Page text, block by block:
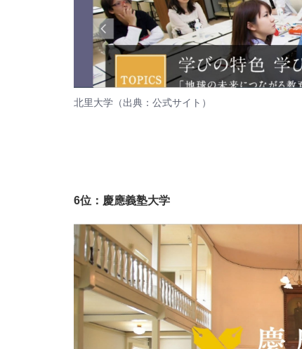
北里大学（出典： 公式サイト ）
6位：慶應義塾大学